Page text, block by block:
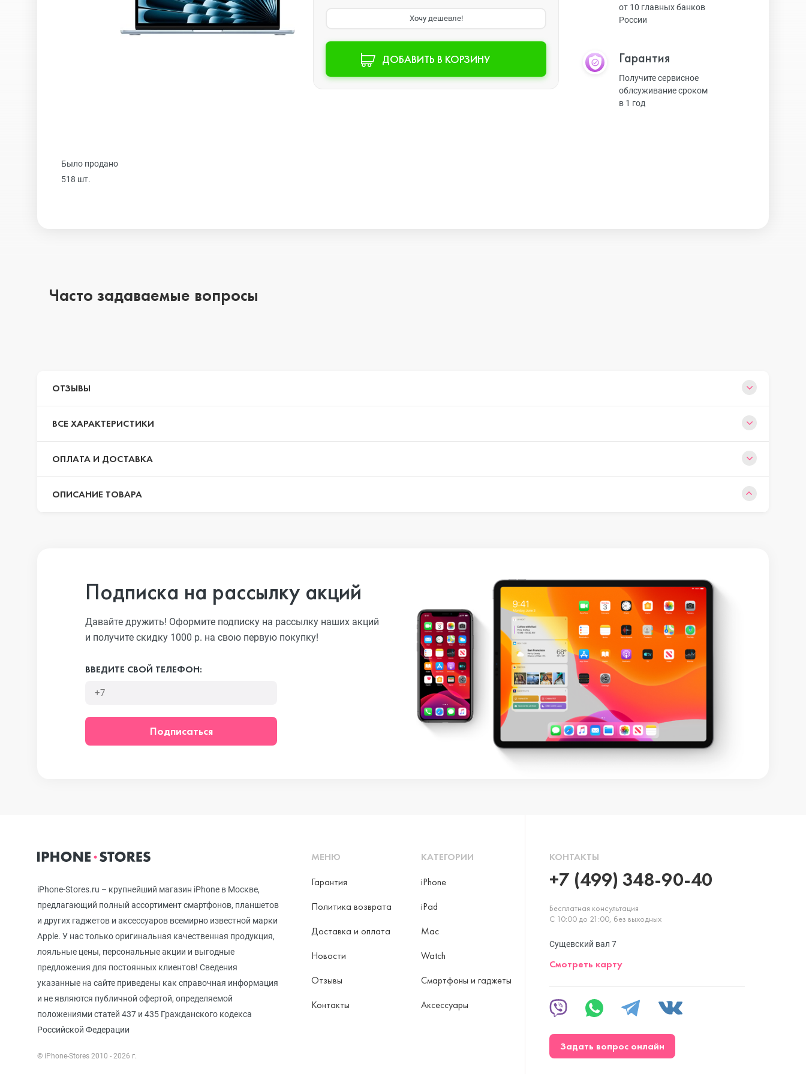
iPhone 16 Plus
iPhone 15 Pro
iPhone 13 Pro Max
iPhone 13
iPhone 13 mini
iPhone 12 Pro Max
iPhone 11 Pro Max
iPhone 11 Pro
iPhone 11
iPhone XS Max
Watch SE 2
Watch SE
Хочу дешевле!
ДОБАВИТЬ В КОРЗИНУ
Было продано
518 шт.
от 10 главных банков
России
Гарантия
Получите сервисное
облсуживание сроком
в 1 год
Часто задаваемые вопросы
ОТЗЫВЫ
ВСЕ ХАРАКТЕРИСТИКИ
ОПЛАТА И ДОСТАВКА
ОПИСАНИЕ ТОВАРА
Подписка на рассылку акций
Давайте дружить! Оформите подписку на рассылку наших акций
и получите скидку 1000 р. на свою первую покупку!
ВВЕДИТЕ СВОЙ ТЕЛЕФОН:
Подписаться
iPhone-Stores.ru – крупнейший магазин iPhone в Москве,
предлагающий полный ассортимент смартфонов, планшетов
и других гаджетов и аксессуаров всемирно известной марки
Apple. У нас только оригинальная качественная продукция,
лояльные цены, персональные акции и выгодные
предложения для постоянных клиентов! Сведения
указанные на сайте приведены как справочная информация
и не являются публичной офертой, определяемой
положениями статей 437 и 435 Гражданского кодекса
Российской Федерации
© iPhone-Stores 2010 - 2026 г.
МЕНЮ
Гарантия
Политика возврата
Доставка и оплата
Новости
Отзывы
Контакты
КАТЕГОРИИ
iPhone
iPad
Mac
Watch
Смартфоны и гаджеты
Аксессуары
КОНТАКТЫ
+7 (499) 348-90-40
Бесплатная консультация
С 10:00 до 21:00, без выходных
Сущевский вал 7
Смотреть карту
Задать вопрос онлайн